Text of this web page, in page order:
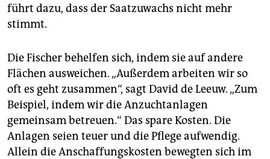
führt dazu, dass der Saatzuwachs nicht mehr
stimmt.
Die Fischer behelfen sich, indem sie auf andere
Flächen ausweichen. „Außerdem arbeiten wir so
oft es geht zusammen“, sagt David de Leeuw. „Zum
Beispiel, indem wir die Anzuchtanlagen
gemeinsam betreuen.“ Das spare Kosten. Die
Anlagen seien teuer und die Pflege aufwendig.
Allein die Anschaffungskosten bewegten sich im